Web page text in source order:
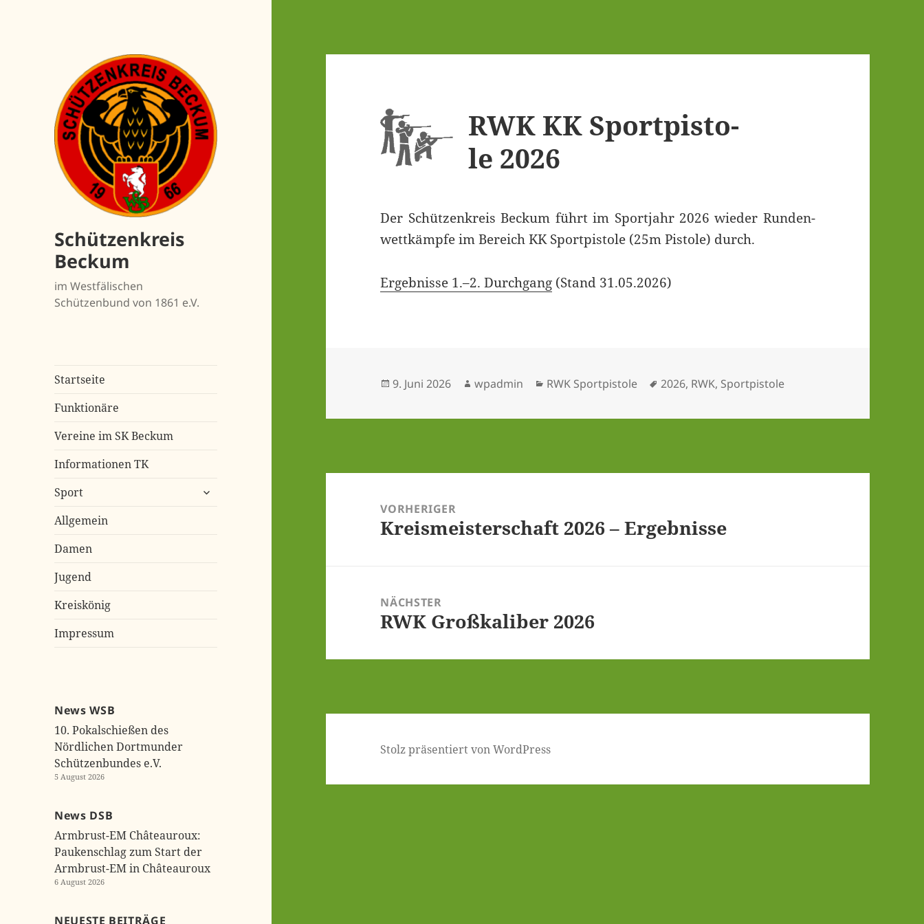
Schützenkreis
Beckum
im Westfälischen
Schützenbund von 1861 e.V.
Start­sei­te
Funk­tio­nä­re
Ver­ei­ne im SK Beckum
Infor­ma­tio­nen TK
Sport
untermenü
All­ge­mein
Damen
Jugend
Kreis­kö­nig
Impres­sum
News WSB
10. Pokalschießen des
Nördlichen Dortmunder
Schützenbundes e.V.
5 August 2026
Bericht und Ergebnisse zur
DM Lichtschießen
3 August 2026
Lehrreferententagung des
DSB in Wiesbaden
News DSB
Armbrust-EM Châteauroux:
Paukenschlag zum Start der
Armbrust-EM in Châteauroux
6 August 2026
DM Target Sprint Hatten:
NEU­ES­TE BEITRÄGE
RWK KK Sport­pis­to­
le 2026
Der Schüt­zen­kreis Beckum führt im Sport­jahr 2026 wie­der Run­den­
wett­kämp­fe im Bereich KK Sport­pis­to­le (25m Pis­to­le) durch.
Ergeb­nis­se 1.–2. Durch­gang (Stand 31.05.2026)
Veröffentlicht
9. Juni 2026 Autor
wpadmin Kategorien
RWK Sportpistole Schlagwörter
2026, RWK, Sportpistole
VORHERIGER
Vorheriger
Kreis­meis­ter­schaft 2026 – Ergebnisse
NÄCHSTER
Nächster
RWK Groß­ka­li­ber 2026
Stolz präsentiert von WordPress